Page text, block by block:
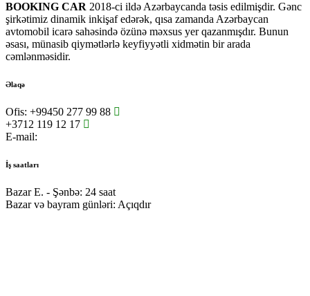
BOOKING CAR 2018-ci ildə Azərbaycanda təsis edilmişdir. Gənc
şirkətimiz dinamik inkişaf edərək, qısa zamanda Azərbaycan
avtomobil icarə sahəsində özünə məxsus yer qazanmışdır. Bunun
əsası, münasib qiymətlərlə keyfiyyətli xidmətin bir arada
cəmlənməsidir.
Əlaqə
Ofis: +99450 277 99 88
+3712 119 12 17
E-mail:
İş saatları
Bazar E. - Şənbə: 24 saat
Bazar və bayram günləri: Açıqdır